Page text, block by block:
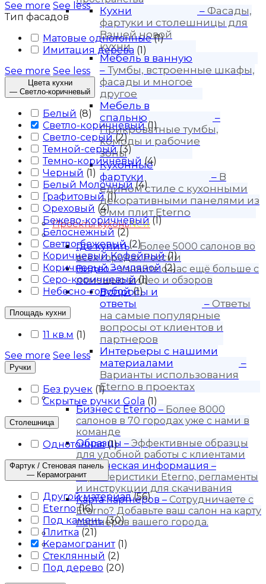
Кухни – Фасады,
фартуки и столешницы для
Вашей новой
кухни
Мебель в ванную
– Тумбы, встроенные шкафы,
фасады и многое
другое
Мебель в
спальню
–
Прикроватные тумбы,
комоды и рабочие
зоны
Кухонные
фартуки
– В
едином стиле с кухонными
декоративными панелями из
8 мм плит Eterno
Проекты кухоньNew
Покупателю
Где купить–Более 5000 салонов во
всех городах России
Видео–Узнайте о нас ещё больше с
помощью видео и обзоров
Вопросы и
ответы
– Ответы
на самые популярные
вопросы от клиентов и
партнеров
Интерьеры с нашими
материалами
–
Варианты использования
Eterno в проектах
Для бизнеса
Бизнес с Eternо – Более 8000
салонов в 70 городах уже с нами в
команде
Образцы – Эффективные образцы
для удобной работы с клиентами
Техническая информация –
Характеристики Eterno, регламенты
и инструкции для скачивания
Карта партнёров – Сотрудничаете с
Eterno? Добавьте ваш салон на карту
партнеров вашего города.
Блог
Контакты
See more See less
Тип фасадов
Матовые однотонные (1)
Имитация дерева (1)
See more See less
Цвета кухни
— Светло-коричневый
Белый (8)
Светло-коричневый (1)
Светло-серый (2)
Темной-серый (3)
Темно-коричневый (4)
Черный (1)
Белый Молочный (4)
Графитовый (1)
Ореховый (4)
Бежево-коричневый (1)
Белоснежный (2)
Светло-бежевый (2)
Коричневый Кофейный (1)
Коричневый Земляной (2)
Серо-коричневый (1)
Небесно-голубой (1)
Площадь кухни
11 кв.м (1)
See more See less
Ручки
Без ручек (1)
Скрытые ручки Gola (1)
Столешница
Однотонная (1)
Фартук / Стеновая панель
— Керамогранит
Другой материал (56)
Eterno (16)
Под камень (30)
Плитка (21)
Керамогранит (1)
Стеклянный (2)
Под дерево (20)